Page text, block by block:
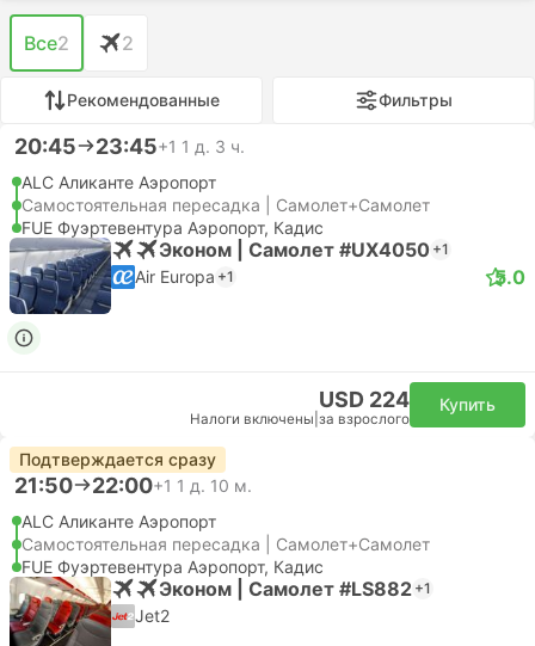
Все2 2
Рекомендованные Фильтры
20:45 23:45+1 1 д. 3 ч.
ALC Аликанте Аэропорт
Самостоятельная пересадка | Самолет+Самолет
FUE Фуэртевентура Аэропорт, Кадис
Эконом | Самолет #UX4050 +1
Air Europa +1 5.0
USD 224
Налоги включены за взрослого
Купить
Подтверждается сразу
21:50 22:00+1 1 д. 10 м.
ALC Аликанте Аэропорт
Самостоятельная пересадка | Самолет+Самолет
FUE Фуэртевентура Аэропорт, Кадис
Эконом | Самолет #LS882 +1
Jet2